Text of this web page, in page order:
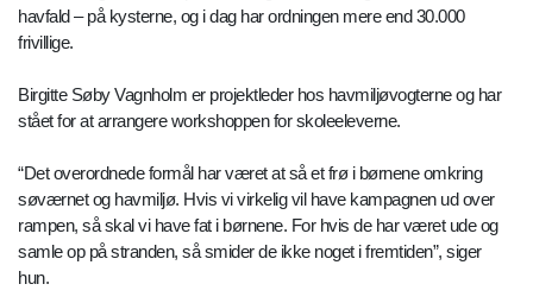
havfald – på kysterne, og i dag har ordningen mere end 30.000
frivillige.
Birgitte Søby Vagnholm er projektleder hos havmiljøvogterne og har
stået for at arrangere workshoppen for skoleeleverne.
“Det overordnede formål har været at så et frø i børnene omkring
søværnet og havmiljø. Hvis vi virkelig vil have kampagnen ud over
rampen, så skal vi have fat i børnene. For hvis de har været ude og
samle op på stranden, så smider de ikke noget i fremtiden”, siger
hun.